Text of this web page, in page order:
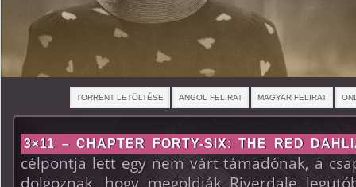
TORRENT LETÖLTÉSE ANGOL FELIRAT MAGYAR FELIRAT
3×11 – CHAPTER FORTY-SIX: THE RED
célpontja lett egy nem várt támadónak, a